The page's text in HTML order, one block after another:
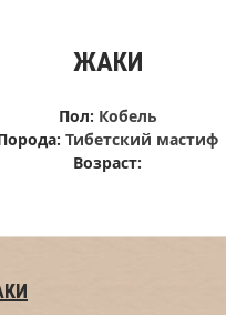
ЖАКИ
Пол: Кобель
Тибетский мастиф
Возраст: